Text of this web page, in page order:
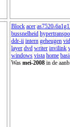
Block acer as7520-
bussnelheid
ddr-ii intern geheugen
layer dvd writer invilink
windows vista home
Was mei-2008 in de